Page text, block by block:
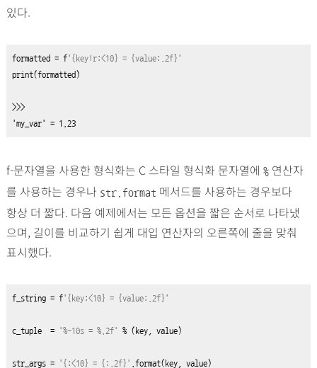
있다.
formatted = f'{key!r:<10} = {value:.2f}'
print(formatted)
>>>
'my_var' = 1.23
f-문자열을 사용한 형식화는 C 스타일 형식화 문자열에 %연산자
를 사용하는 경우나 str.format 메서드를 사용하는 경우보다
항상 더 짧다. 다음 예제에서는 모든 옵션을 짧은 순서로 나타냈
으며, 길이를 비교하기 쉽게 대입 연산자의 오른쪽에 줄을 맞춰
표시했다.
f_string = f'{key:<10} = {value:.2f}'
c_tuple = '%-10s = %.2f' % (key, value)
str_args = '{:<10} = {:.2f}' format(key, value)